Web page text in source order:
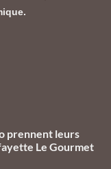
prennent leurs
Le Gourmet